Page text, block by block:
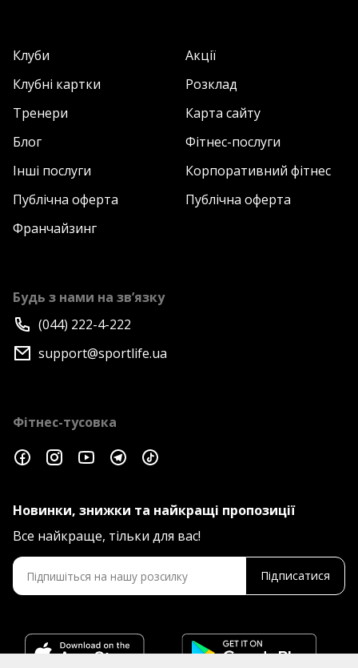
Клуби
Акції
Клубні картки
Розклад
Тренери
Карта сайту
Блог
Фітнес-послуги
Інші послуги
Корпоративний фітнес
Публічна оферта
Публічна оферта
Франчайзинг
Будь з нами на зв’язку
(044) 222-4-222
support@sportlife.ua
Фітнес-тусовка
Новинки, знижки та найкращі пропозиції
Все найкраще, тільки для вас!
Підписатися